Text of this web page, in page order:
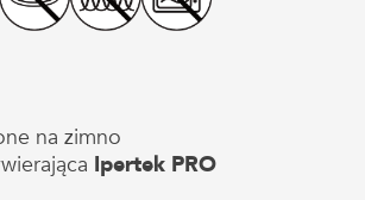
na zimno
Ipertek PRO